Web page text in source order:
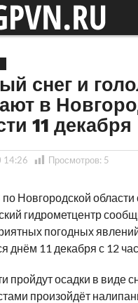
снег и
в
11 декабря
14:26 Просмотров: 5
Новгородской области
гидрометцентр
погодных
днём 11 декабря с 12
пройдут осадки в виде
произойдёт